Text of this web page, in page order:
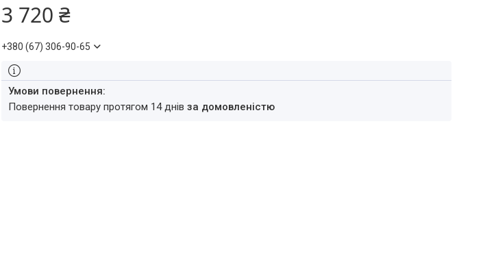
3 720 ₴
+380 (67) 306-90-65
повернення товару протягом 14 днівза домовленістю